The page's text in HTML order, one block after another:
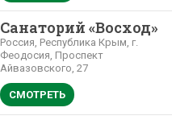
Санаторий «Восход»
Россия, Республика Крым, г.
Феодосия, Проспект
Айвазовского, 27
СМОТРЕТЬ